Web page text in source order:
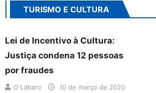
TURISMO E CULTURA
Lei de Incentivo à Cultura:
Justiça condena 12 pessoas
por fraudes
O Lábaro 10 de março de 2020